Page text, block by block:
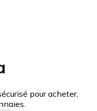
pour acheter,